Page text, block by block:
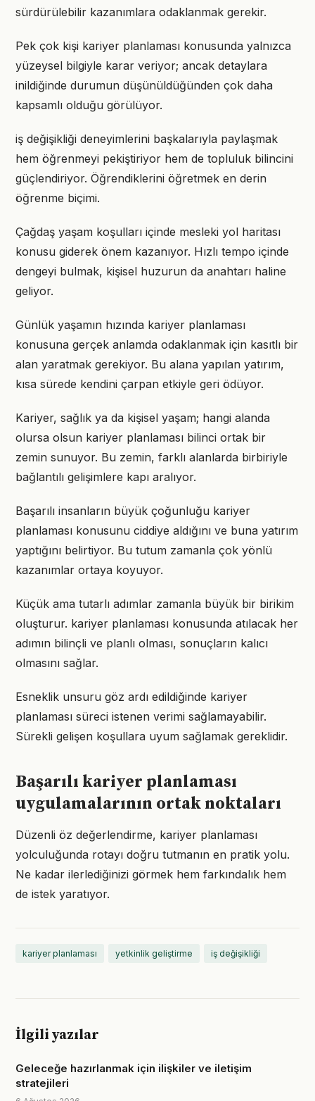
sürdürülebilir kazanımlara odaklanmak gerekir.
Pek çok kişi kariyer planlaması konusunda yalnızca
yüzeysel bilgiyle karar veriyor; ancak detaylara
inildiğinde durumun düşünüldüğünden çok daha
kapsamlı olduğu görülüyor.
iş değişikliği deneyimlerini başkalarıyla paylaşmak
hem öğrenmeyi pekiştiriyor hem de topluluk bilincini
güçlendiriyor. Öğrendiklerini öğretmek en derin
öğrenme biçimi.
Çağdaş yaşam koşulları içinde mesleki yol haritası
konusu giderek önem kazanıyor. Hızlı tempo içinde
dengeyi bulmak, kişisel huzurun da anahtarı haline
geliyor.
Günlük yaşamın hızında kariyer planlaması
konusuna gerçek anlamda odaklanmak için kasıtlı bir
alan yaratmak gerekiyor. Bu alana yapılan yatırım,
kısa sürede kendini çarpan etkiyle geri ödüyor.
Kariyer, sağlık ya da kişisel yaşam; hangi alanda
olursa olsun kariyer planlaması bilinci ortak bir
zemin sunuyor. Bu zemin, farklı alanlarda birbiriyle
bağlantılı gelişimlere kapı aralıyor.
Başarılı insanların büyük çoğunluğu kariyer
planlaması konusunu ciddiye aldığını ve buna yatırım
yaptığını belirtiyor. Bu tutum zamanla çok yönlü
kazanımlar ortaya koyuyor.
Küçük ama tutarlı adımlar zamanla büyük bir birikim
oluşturur. kariyer planlaması konusunda atılacak her
adımın bilinçli ve planlı olması, sonuçların kalıcı
olmasını sağlar.
Esneklik unsuru göz ardı edildiğinde kariyer
planlaması süreci istenen verimi sağlamayabilir.
Sürekli gelişen koşullara uyum sağlamak gereklidir.
Başarılı kariyer planlaması
uygulamalarının ortak noktaları
Düzenli öz değerlendirme, kariyer planlaması
yolculuğunda rotayı doğru tutmanın en pratik yolu.
Ne kadar ilerlediğinizi görmek hem farkındalık hem
de istek yaratıyor.
kariyer planlaması yetkinlik geliştirme iş değişikliği
İlgili yazılar
Geleceğe hazırlanmak için ilişkiler ve iletişim
stratejileri